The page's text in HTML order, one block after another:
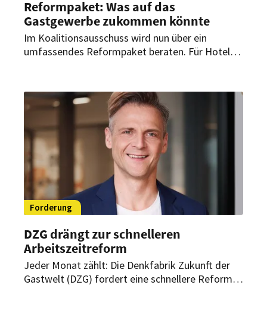
Reformpaket: Was auf das
Gastgewerbe zukommen könnte
Im Koalitionsausschuss wird nun über ein
umfassendes Reformpaket beraten. Für Hotels
zur Mehrwertsteuer.
Forderung
DZG drängt zur schnelleren
Arbeitszeitreform
Jeder Monat zählt: Die Denkfabrik Zukunft der
Gastwelt (DZG) fordert eine schnellere Reform